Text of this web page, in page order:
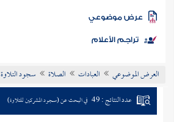
الكتب
موضوعي
تراجم الأعلام
العرض الموضوعي العبادات الصلاة سجود التلاوة
عدد النتائج : 49 في البحث عن (سجود المشركين للتلاوة)